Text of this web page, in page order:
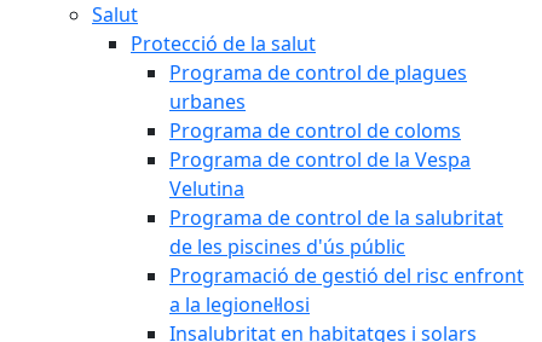
Salut
Protecció de la salut
Programa de control de plagues
urbanes
Programa de control de coloms
Programa de control de la Vespa
Velutina
Programa de control de la salubritat
de les piscines d'ús públic
Programació de gestió del risc enfront
a la legionel·losi
Insalubritat en habitatges i solars